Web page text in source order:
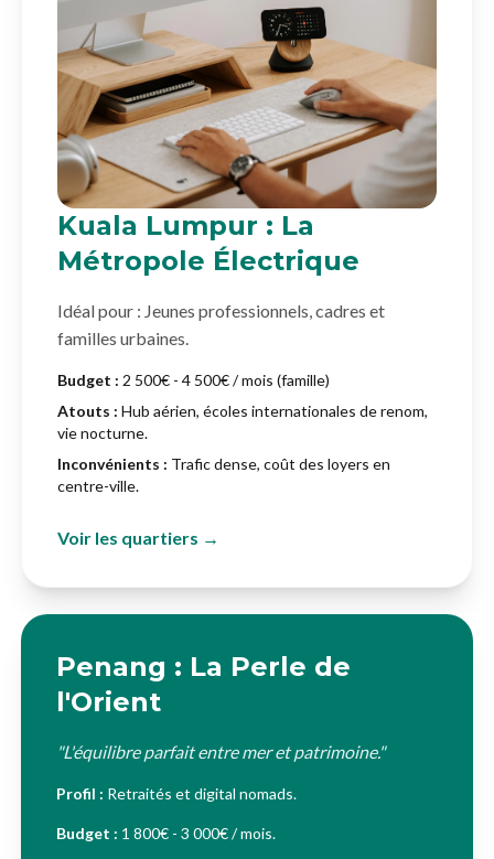
Kuala Lumpur : La
Métropole Électrique
Idéal pour : Jeunes professionnels, cadres et
familles urbaines.
Budget : 2 500€ - 4 500€ / mois (famille)
Atouts : Hub aérien, écoles internationales de renom,
vie nocturne.
Inconvénients : Trafic dense, coût des loyers en
centre-ville.
Voir les quartiers →
Penang : La Perle de
l'Orient
"L'équilibre parfait entre mer et patrimoine."
Profil : Retraités et digital nomads.
Budget : 1 800€ - 3 000€ / mois.